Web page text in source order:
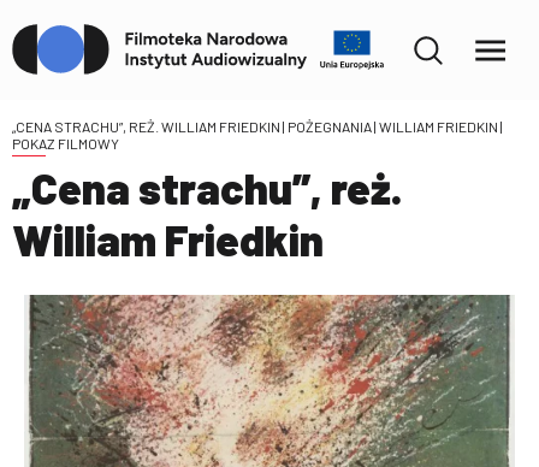
„CENA STRACHU”, REŻ. WILLIAM FRIEDKIN | POŻEGNANIA | WILLIAM FRIEDKIN |
POKAZ FILMOWY
„Cena strachu”, reż.
William Friedkin